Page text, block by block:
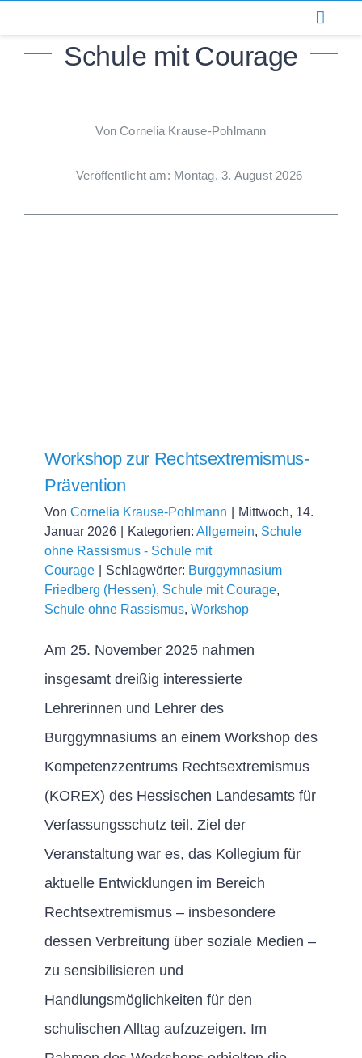
Schule mit Courage
Von Cornelia Krause-Pohlmann
Veröffentlicht am: Montag, 3. August 2026
Workshop zur Rechtsextremismus-
Prävention
Von Cornelia Krause-Pohlmann
Mittwoch, 14.
Januar 2026
Kategorien: Allgemein, Schule
ohne Rassismus - Schule mit
Courage
Schlagwörter: Burggymnasium
Friedberg (Hessen), Schule mit Courage,
Schule ohne Rassismus, Workshop
Am 25. November 2025 nahmen
insgesamt dreißig interessierte
Lehrerinnen und Lehrer des
Burggymnasiums an einem Workshop des
Kompetenzzentrums Rechtsextremismus
(KOREX) des Hessischen Landesamts für
Verfassungsschutz teil. Ziel der
Veranstaltung war es, das Kollegium für
aktuelle Entwicklungen im Bereich
Rechtsextremismus – insbesondere
dessen Verbreitung über soziale Medien –
zu sensibilisieren und
Handlungsmöglichkeiten für den
schulischen Alltag aufzuzeigen. Im